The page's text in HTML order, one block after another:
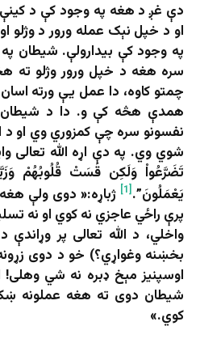
دې غږ د هغه په وجود کې د کینې
او د خپل نېک عمله ورور د وژلو
په وجود کې بیدارولې. شیطان په
سره هغه د خپل ورور وژلو ته
چمتو کاوه، دا عمل یې ورته
همدې هڅه کې و. دا د شیطان
نفسونو سره چې کمزوري وي او د
شوي وي. په دې اړه الله تعالی
تَضَرَّعُواْ وَلَكِن قَسَتْ قُلُوبُهُمْ
يَعْمَلُونَ”. [1]
ژباړه:« دوی ولې
پرې راځي عاجزي نه کوي او نه
واخلي، د الله تعالی پر وړاندې
بخښنه وغواړي؟) خو د دوی
اوسپنیز مېخ ډبره نه شي
شیطان دوی ته هغه عملونه
کوي.»